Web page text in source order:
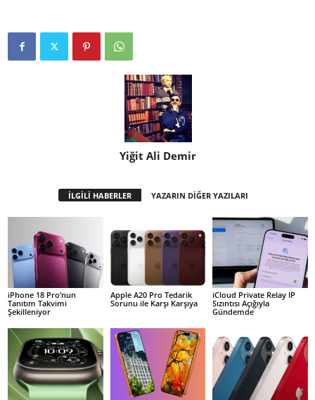
Yiğit Ali Demir
İLGİLİ HABERLER YAZARIN DİĞER YAZILARI
iPhone 18 Pro’nun
Tanıtım Takvimi
Şekilleniyor
Apple A20 Pro Tedarik
Sorunu ile Karşı Karşıya
iCloud Private Relay IP
Sızıntısı Açığıyla
Gündemde